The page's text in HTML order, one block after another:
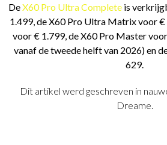
DeX60 Pro Ultra Complete is
1.499, de X60 Pro Ultra Matrix voor
voor € 1.799, de X60 Pro Master
vanaf de tweede helft van 2026) en
629.
Dit artikel werd geschreven in
Dreame.